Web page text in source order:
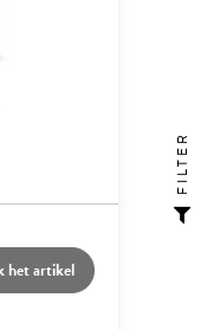
het artikel
FILTER